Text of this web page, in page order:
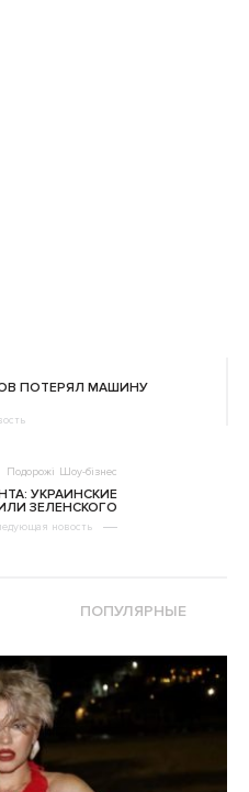
ПОТЕРЯЛ МАШИНУ
Подорожі Шоу-бізнес
УКРАИНСКИЕ
ЗЕЛЕНСКОГО
новость
ПОПУЛЯРНЫЕ